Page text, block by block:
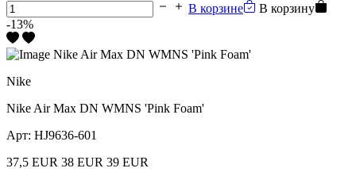
В корзине
В корзину
-13%
Nike
Nike Air Max DN WMNS 'Pink Foam'
Арт: HJ9636-601
37,5 EUR 38 EUR 39 EUR